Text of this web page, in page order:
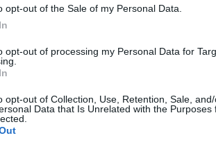
opt-out of the Sale of my Personal Data.
opt-out of processing my Personal Data for
opt-out of Collection, Use, Retention, Sale,
Data that Is Unrelated with the Purposes
εξελίξεις
κυρίως γύρω από τα οικονομικά
εντείνεται, ειδικά όταν
και πληρωμές.
να μπαίνουν σε περίοδο ταλαιπωρίας,